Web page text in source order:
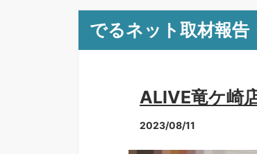
でるネット取材報
ALIVE竜ケ崎
2023/08/11